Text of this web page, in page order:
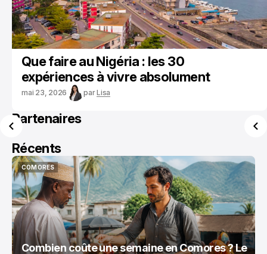
Que faire au Nigéria : les 30
expériences à vivre absolument
mai 23, 2026 parLisa
Partenaires
Récents
COMORES
COMORES
Combien coûte une semaine en Comores ? Le